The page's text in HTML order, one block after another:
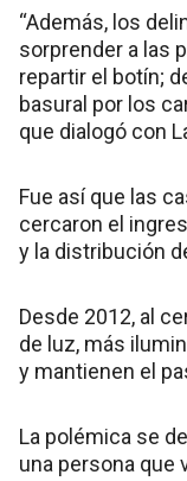
“Además, los
sorprender a las
repartir el botín;
basural por los
que dialogó con
Fue así que las
cercaron el
y la distribución
Desde 2012, al
de luz, más
y mantienen el
La polémica se
una persona que